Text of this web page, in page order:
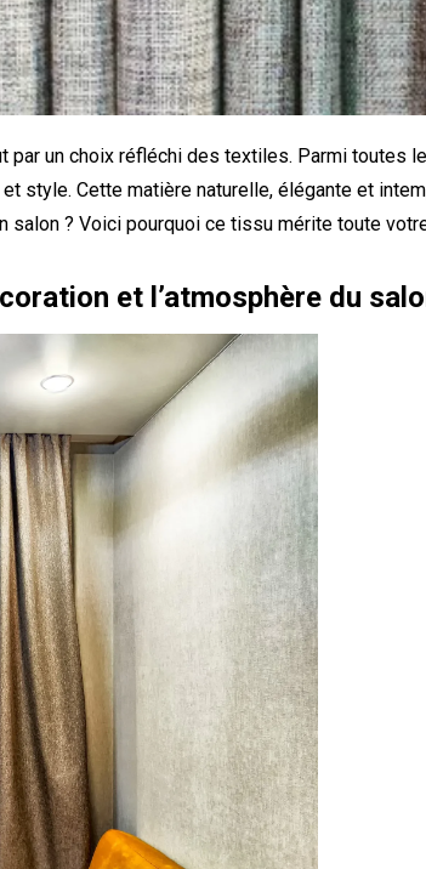
par un choix réfléchi des textiles. Parmi toutes
style. Cette matière naturelle, élégante et
salon ? Voici pourquoi ce tissu mérite toute
et l’atmosphère du